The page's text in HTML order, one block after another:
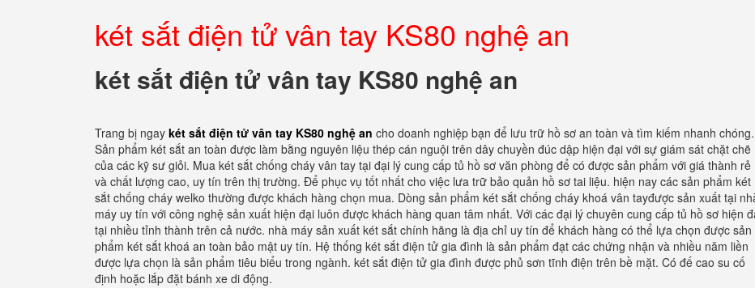
két sắt điện tử vân tay KS80 nghệ an
két sắt điện tử vân tay KS80 nghệ an
Trang bị ngay két sắt điện tử vân tay KS80 nghệ an cho doanh nghiệp bạn để lưu trữ hồ sơ an toàn và tìm kiếm nhanh chóng.
Sản phẩm két sắt an toàn được làm bằng nguyên liệu thép cán nguội trên dây chuyền đúc dập hiện đại với sự giám sát chặt chẽ
của các kỹ sư giỏi. Mua két sắt chống cháy vân tay tại đại lý cung cấp tủ hồ sơ văn phòng để có được sản phẩm với giá thành rẻ
và chất lượng cao, uy tín trên thị trường. Để phục vụ tốt nhất cho việc lưa trữ bảo quản hồ sơ tai liệu. hiện nay các sản phẩm két
sắt chống cháy welko thường được khách hàng chọn mua. Dòng sản phẩm két sắt chống cháy khoá vân tayđược sản xuất tại
máy uy tín với công nghệ sản xuất hiện đại luôn được khách hàng quan tâm nhất. Với các đại lý chuyên cung cấp tủ hồ sơ hiện
tại nhiều tỉnh thành trên cả nước. nhà máy sản xuất két sắt chính hãng là địa chỉ uy tín để khách hàng có thể lựa chọn được sản
phẩm két sắt khoá an toàn bảo mật uy tín. Hệ thống két sắt điện tử gia đình là sản phẩm đạt các chứng nhận và nhiều năm liền
được lựa chọn là sản phẩm tiêu biểu trong ngành. két sắt điện tử gia đình được phủ sơn tĩnh điện trên bề mặt. Có đế cao su cố
định hoặc lắp đặt bánh xe di động.